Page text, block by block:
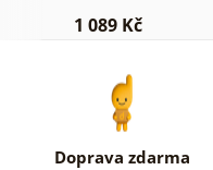
1 089 Kč
Doprava zdarma